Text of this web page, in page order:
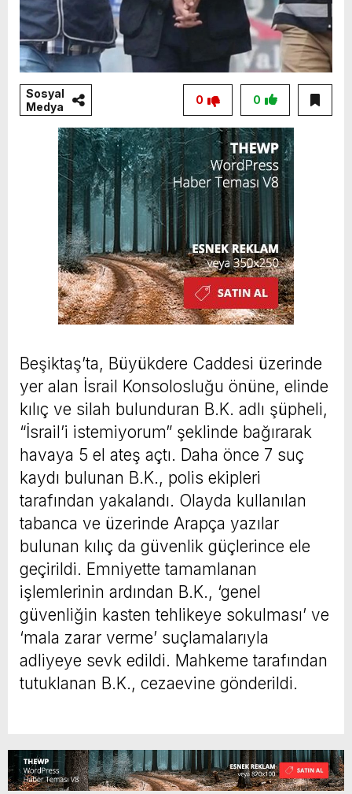
Sosyal
Medya
0
0
Beşiktaş’ta, Büyükdere Caddesi üzerinde
yer alan İsrail Konsolosluğu önüne, elinde
kılıç ve silah bulunduran B.K. adlı şüpheli,
“İsrail’i istemiyorum” şeklinde bağırarak
havaya 5 el ateş açtı. Daha önce 7 suç
kaydı bulunan B.K., polis ekipleri
tarafından yakalandı. Olayda kullanılan
tabanca ve üzerinde Arapça yazılar
bulunan kılıç da güvenlik güçlerince ele
geçirildi. Emniyette tamamlanan
işlemlerinin ardından B.K., ‘genel
güvenliğin kasten tehlikeye sokulması’ ve
‘mala zarar verme’ suçlamalarıyla
adliyeye sevk edildi. Mahkeme tarafından
tutuklanan B.K., cezaevine gönderildi.